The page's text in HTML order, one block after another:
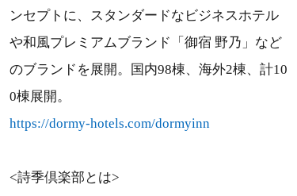
ンセプトに、スタンダードなビジネスホテル
や和風プレミアムブランド「御宿 野乃」など
のブランドを展開。国内98棟、海外2棟、計10
0棟展開。
https://dormy-hotels.com/dormyinn
<詩季倶楽部とは>